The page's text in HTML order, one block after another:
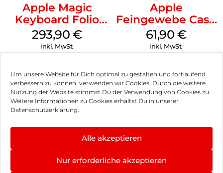
Um unsere Website für Dich optimal zu gestalten und fortlaufend
verbessern zu können, verwenden wir Cookies. Durch die weitere
Nutzung der Website stimmst Du der Verwendung von Cookies zu.
Weitere Informationen zu Cookies erhältst Du in unserer
Datenschutzerklärung.
Alle akzeptieren
Nur erforderliche akzeptieren
Apple Magic
Keyboard Folio
iPad 10.9″ (10.Gen.)
Weiß
293,90€
inkl. MwSt.
Apple
Feingewebe Case
iPhone 15 Pro
MagSafe Schwarz
61,90 €
inkl. MwSt.
Impressum
Können wir Dir behilflich sein?